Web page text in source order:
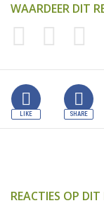
WAARDEER DIT
REACTIES OP DIT